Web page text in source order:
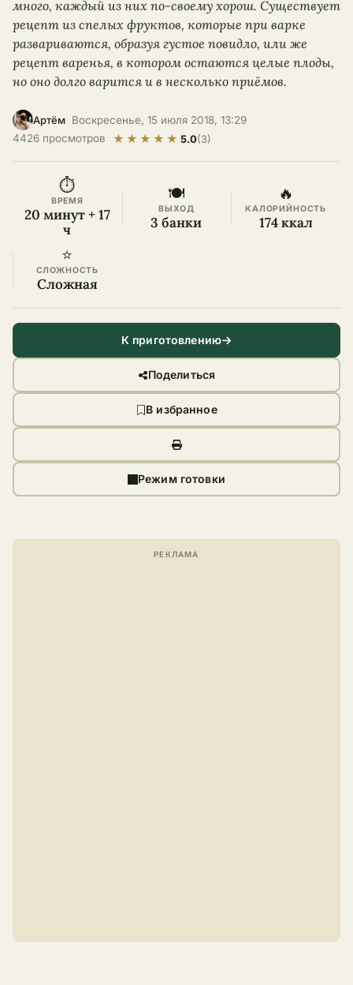
много, каждый из них по-своему хорош. Существует
рецепт из спелых фруктов, которые при варке
развариваются, образуя густое повидло, или же
рецепт варенья, в котором остаются целые плоды,
но оно долго варится и в несколько приёмов.
Артём Воскресенье, 15 июля 2018, 13:29
4426 просмотров
★ ★ ★ ★ ★ 5.0(3)
⏱
ВРЕМЯ
20 минут + 17
ч
🍽
ВЫХОД
3 банки
🔥
КАЛОРИЙНОСТЬ
174 ккал
⭐
СЛОЖНОСТЬ
Сложная
К приготовлению
Поделиться
В избранное
Режим готовки